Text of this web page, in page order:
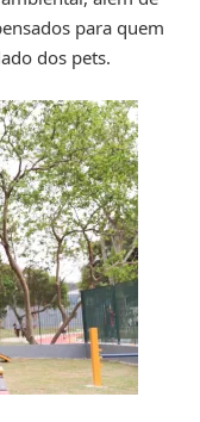
para quem
dos pets.